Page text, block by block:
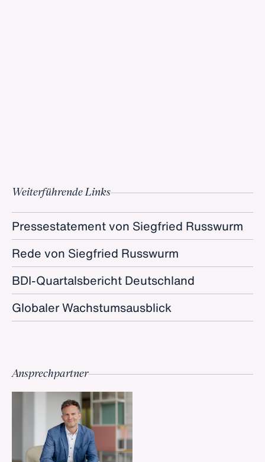
Weiterführende Links
Pressestatement von Siegfried Russwurm
Rede von Siegfried Russwurm
BDI-Quartalsbericht Deutschland
Globaler Wachstumsausblick
Ansprechpartner